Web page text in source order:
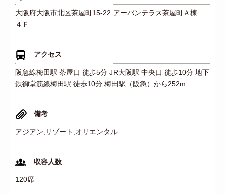
大阪府大阪市北区茶屋町15-22 アーバンテラス茶屋町Ａ棟
４Ｆ
アクセス
阪急線梅田駅 茶屋口 徒歩5分 JR大阪駅 中央口 徒歩10分 地下
鉄御堂筋線梅田駅 徒歩10分 梅田駅（阪急）から252m
備考
アジアン,リゾート,オリエンタル
収容人数
120席